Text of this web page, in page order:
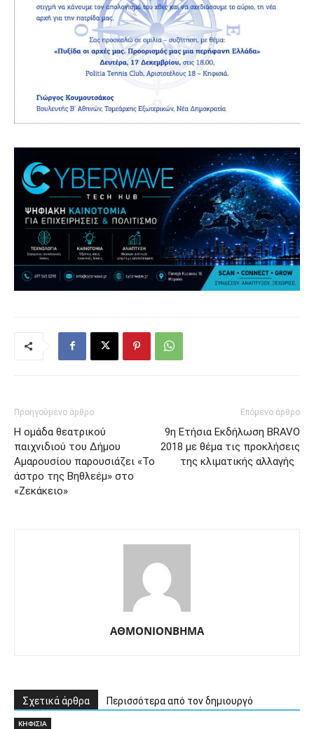
Προηγούμενο άρθρο
Η ομάδα θεατρικού
παιχνιδιού του Δήμου
Αμαρουσίου παρουσιάζει «Το
άστρο της Βηθλεέμ» στο
«Ζεκάκειο»
Επόμενο άρθρο
9η Ετήσια Εκδήλωση BRAVO
2018 με θέμα τις προκλήσεις
της κλιματικής αλλαγής
ΑΘΜΟΝΙΟΝΒΗΜΑ
Σχετικά άρθρα Περισσότερα από τον δημιουργό
ΚΗΦΙΣΙΑ